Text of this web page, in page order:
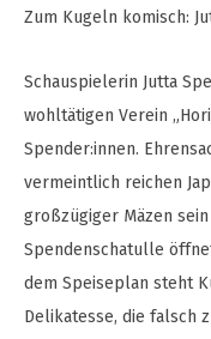
Zum Kugeln komisch:
Schauspielerin Jutta
wohltätigen Verein
Spender:innen.
vermeintlich reichen
großzügiger Mäzen
Spendenschatulle
dem Speiseplan steht
Delikatesse, die falsch